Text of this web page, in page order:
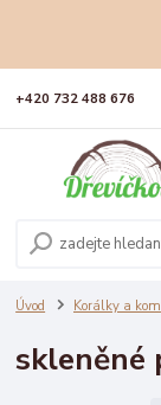
+420 732 488 676
Úvod Korálky a
skleněné